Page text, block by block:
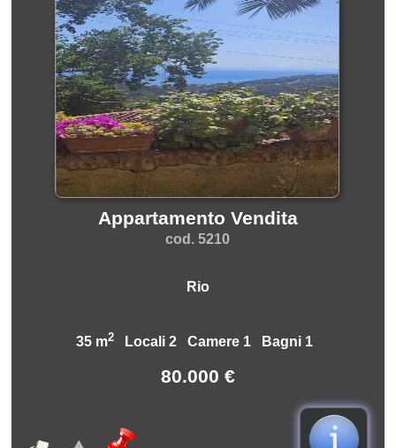
Appartamento Vendita
cod. 5210
Rio
35 m2Locali 2 Camere 1 Bagni 1
80.000 €